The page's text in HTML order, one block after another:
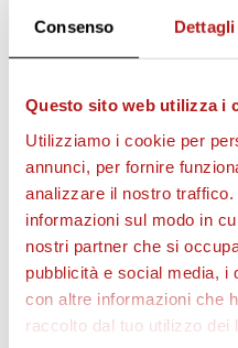
Consenso Dettagli
Questo sito web utilizza i
Utilizziamo i cookie per
annunci, per fornire
analizzare il nostro
informazioni sul modo in
nostri partner che si
pubblicità e social media, i
con altre informazioni che
raccolto dal tuo utilizzo dei
BIGLIETTI